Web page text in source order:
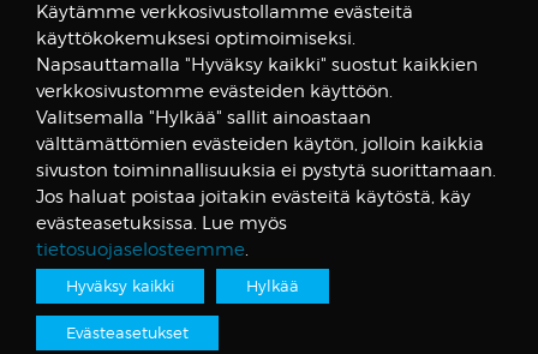
STT Info
Lehtikuvan vanhat kuvat
@STTuutiset
@STTinfo
@STTViestintap
Tietosuojalauseke
Käytämme verkkosivustollamme evästeitä
käyttökokemuksesi optimoimiseksi.
Napsauttamalla "Hyväksy kaikki" suostut kaikkien
verkkosivustomme evästeiden käyttöön.
Valitsemalla "Hylkää" sallit ainoastaan
välttämättömien evästeiden käytön, jolloin kaikkia
sivuston toiminnallisuuksia ei pystytä suorittamaan.
Jos haluat poistaa joitakin evästeitä käytöstä, käy
evästeasetuksissa. Lue myös
tietosuojaselosteemme.
Hyväksy kaikki Hylkää
Evästeasetukset